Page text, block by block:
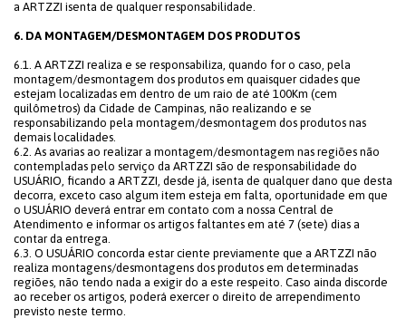
a ARTZZI isenta de qualquer responsabilidade.
6. DA MONTAGEM/DESMONTAGEM DOS PRODUTOS
6.1. A ARTZZI realiza e se responsabiliza, quando for o caso, pela
montagem/desmontagem dos produtos em quaisquer cidades que
estejam localizadas em dentro de um raio de até 100Km (cem
quilômetros) da Cidade de Campinas, não realizando e se
responsabilizando pela montagem/desmontagem dos produtos nas
demais localidades.
6.2. As avarias ao realizar a montagem/desmontagem nas regiões não
contempladas pelo serviço da ARTZZI são de responsabilidade do
USUÁRIO, ficando a ARTZZI, desde já, isenta de qualquer dano que desta
decorra, exceto caso algum item esteja em falta, oportunidade em que
o USUÁRIO deverá entrar em contato com a nossa Central de
Atendimento e informar os artigos faltantes em até 7 (sete) dias a
contar da entrega.
6.3. O USUÁRIO concorda estar ciente previamente que a ARTZZI não
realiza montagens/desmontagens dos produtos em determinadas
regiões, não tendo nada a exigir do a este respeito. Caso ainda discorde
ao receber os artigos, poderá exercer o direito de arrependimento
previsto neste termo.